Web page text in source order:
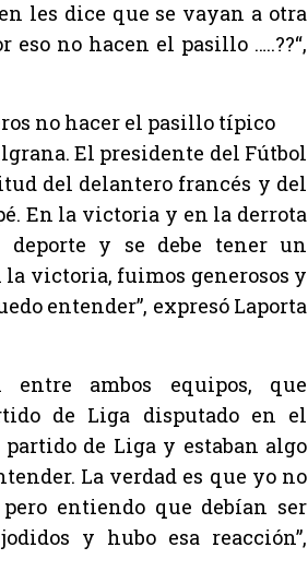
les dice que se vayan a otra
no hacen el pasillo …..??“,
no hacer el pasillo típico
El presidente del Fútbol
del delantero francés y del
En la victoria y en la derrota
deporte y se debe tener un
victoria, fuimos generosos y
entender”, expresó Laporta
ambos equipos, que
de Liga disputado en el
de Liga y estaban algo
La verdad es que yo no
entiendo que debían ser
y hubo esa reacción”,